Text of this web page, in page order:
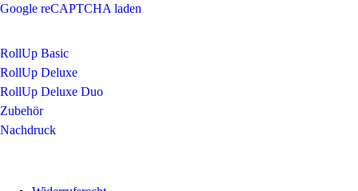
Google reCAPTCHA laden
RollUp Basic
RollUp Deluxe
RollUp Deluxe Duo
Zubehör
Nachdruck